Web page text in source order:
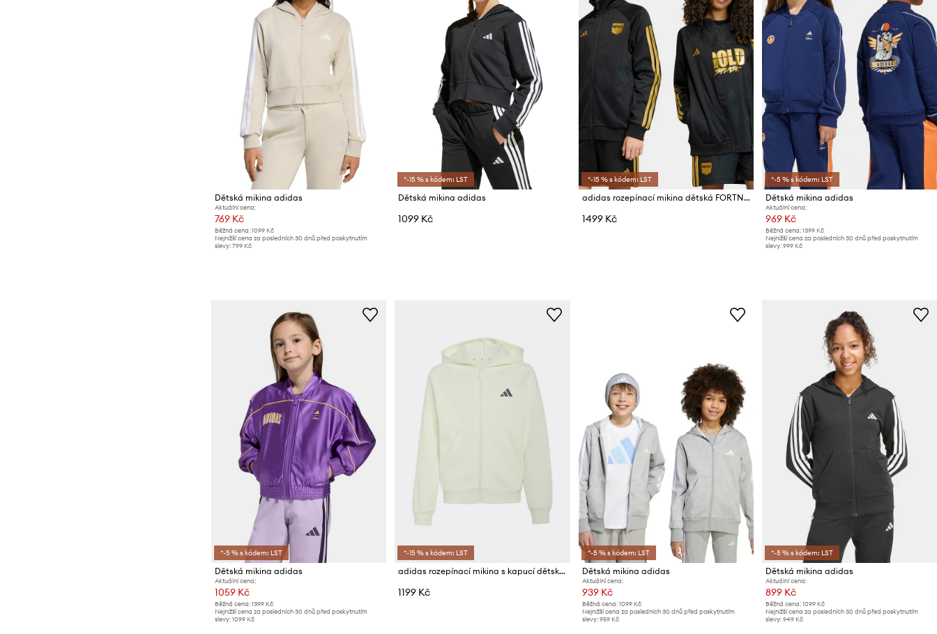
Dětská mikina adidas
Aktuální cena:
769 Kč
Běžná cena: 1099 Kč
Nejnižší cena za posledních 30 dnů před poskytnutím
slevy: 799 Kč
*-15 % s kódem: LST
Dětská mikina adidas
1099 Kč
*-15 % s kódem: LST
adidas rozepínací mikina dětská FORTNITE
1499 Kč
*-5 % s kódem: LST
Dětská mikina adidas
Aktuální cena:
969 Kč
Běžná cena: 1399 Kč
Nejnižší cena za posledních 30 dnů před poskytnutím
slevy: 999 Kč
*-5 % s kódem: LST
Dětská mikina adidas
Aktuální cena:
1059 Kč
Běžná cena: 1399 Kč
Nejnižší cena za posledních 30 dnů před poskytnutím
slevy: 1099 Kč
*-15 % s kódem: LST
adidas rozepínací mikina s kapucí dětská s bavlnou
1199 Kč
*-5 % s kódem: LST
Dětská mikina adidas
Aktuální cena:
939 Kč
Běžná cena: 1099 Kč
Nejnižší cena za posledních 30 dnů před poskytnutím
slevy: 959 Kč
*-5 % s kódem: LST
Dětská mikina adidas
Aktuální cena:
899 Kč
Běžná cena: 1099 Kč
Nejnižší cena za posledních 30 dnů před poskytnutím
slevy: 949 Kč